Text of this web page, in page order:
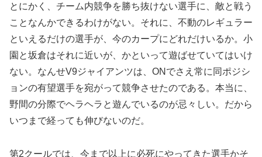
とにかく、チーム内競争を勝ち抜けない選手に、敵と戦う
ことなんかできるわけがない。それに、不動のレギュラー
といえるだけの選手が、今のカープにどれだけいるか。小
園と坂倉はそれに近いが、かといって遊ばせていてはいけ
ない。なんせV9ジャイアンツは、ONでさえ常に同ポジシ
ョンの有望選手を宛がって競争させたのである。本当に、
野間の分際でヘラヘラと遊んでいるのが忌々しい。だから
いつまで経っても伸びないのだ。
第2クールでは、今まで以上に必死にやってきた選手かそ